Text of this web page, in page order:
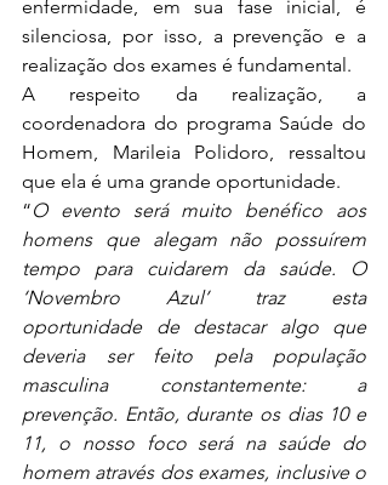
enfermidade, em sua fase inicial, é
silenciosa, por isso, a prevenção e a
realização dos exames é fundamental.
A respeito da realização, a
coordenadora do programa Saúde do
Homem, Marileia Polidoro, ressaltou
que ela é uma grande oportunidade.
“O evento será muito benéfico aos
homens que alegam não possuírem
tempo para cuidarem da saúde. O
‘Novembro Azul’ traz esta
oportunidade de destacar algo que
deveria ser feito pela população
masculina constantemente: a
prevenção. Então, durante os dias 10 e
11, o nosso foco será na saúde do
homem através dos exames, inclusive o